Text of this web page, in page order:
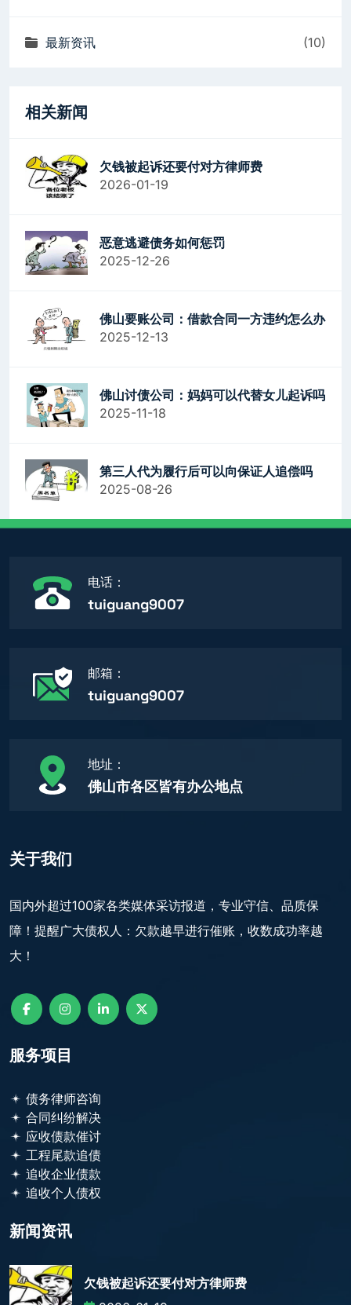
最新资讯 (10)
相关新闻
欠钱被起诉还要付对方律师费
2026-01-19
恶意逃避债务如何惩罚
2025-12-26
佛山要账公司：借款合同一方违约怎么办
2025-12-13
佛山讨债公司：妈妈可以代替女儿起诉吗
2025-11-18
第三人代为履行后可以向保证人追偿吗
2025-08-26
电话：
tuiguang9007
邮箱：
tuiguang9007
地址：
佛山市各区皆有办公地点
关于我们
国内外超过100家各类媒体采访报道，专业守信、品质保
障！提醒广大债权人：欠款越早进行催账，收数成功率越
大！
服务项目
债务律师咨询
合同纠纷解决
应收债款催讨
工程尾款追债
追收企业债款
追收个人债权
新闻资讯
欠钱被起诉还要付对方律师费